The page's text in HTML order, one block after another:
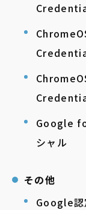
Google
シャル
その他
Google認